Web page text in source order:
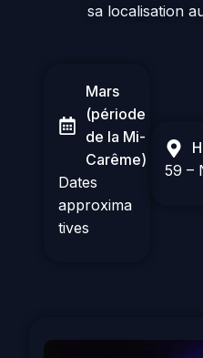
sa localisation
Mars
(période
de la Mi-
Carême)
Dates
approxima
tives
59 –